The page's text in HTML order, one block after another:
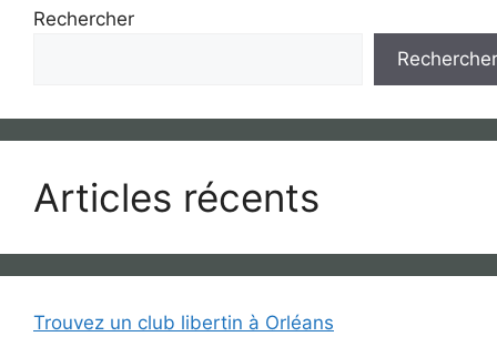
Rechercher
Rechercher
Articles récents
Trouvez un club libertin à Orléans